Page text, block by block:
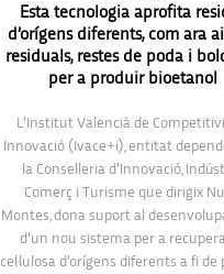
Esta tecnologia aprofita
d’orígens diferents, com ara
residuals, restes de poda i
per a produir bioetanol
L’Institut Valencià de
Innovació (Ivace+i), entitat
la Conselleria d’Innovació,
Comerç i Turisme que dirigix
Montes, dona suport al
d’un nou sistema per a
cel·lulosa d’orígens diferents a fi de